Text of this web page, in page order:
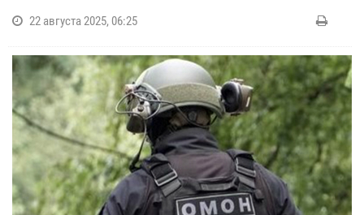
22 августа 2025, 06:25